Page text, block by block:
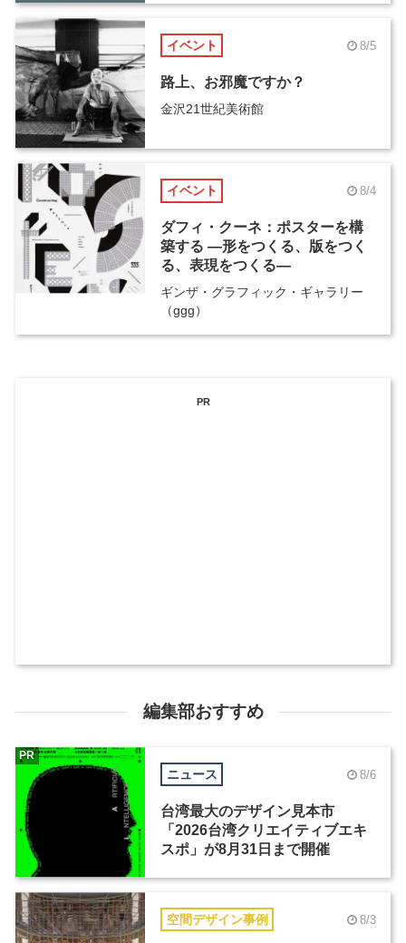
イベント 8/5
路上、お邪魔ですか？
金沢21世紀美術館
イベント 8/4
ダフィ・クーネ：ポスターを構
築する ―形をつくる、版をつく
る、表現をつくる―
ギンザ・グラフィック・ギャラリー
（ggg）
PR
編集部おすすめ
ニュース 8/6
台湾最大のデザイン見本市
「2026台湾クリエイティブエキ
スポ」が8月31日まで開催
PR
空間デザイン事例 8/3